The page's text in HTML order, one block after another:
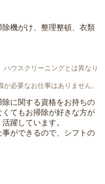
除機がけ、整理整頓、衣類
ウスクリーニングとは異なり
必要なお仕事はありません。
に関する資格をお持ちの
てもお掃除が好きな方が
躍しています。
ができるので、シフトの